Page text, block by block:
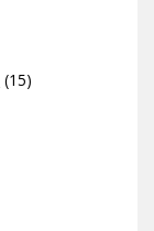
(15)